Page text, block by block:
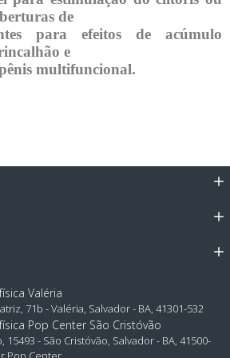
de
para efeitos de acúmulo
e
multifuncional.
Valéria
71b - Valéria, Salvador - BA, 41301-532
Pop Center São Cristóvão
15493 - São Cristóvão, Salvador - BA, 41500-